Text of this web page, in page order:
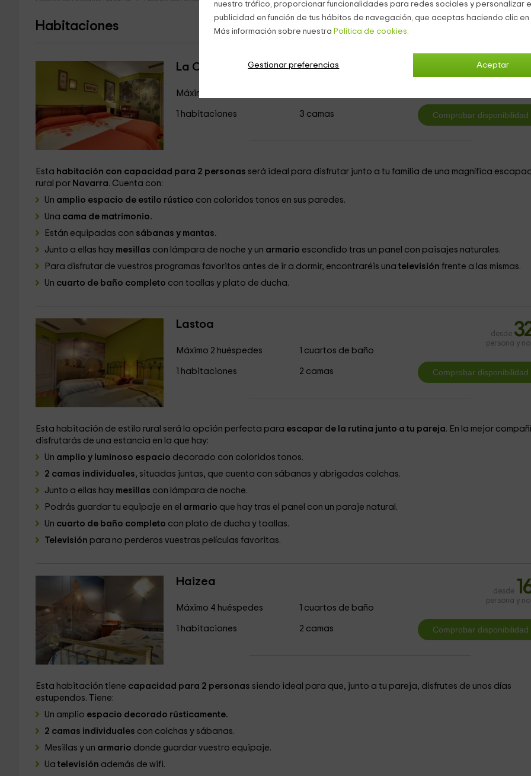
nuestro tráfico, proporcionar funcionalidades para redes sociales y personalizar
publicidad en función de tus hábitos de navegación, que aceptas haciendo clic
Más información sobre nuestra Política de cookies.
Aceptar
Gestionar preferencias
Habitaciones
La Oliveta
Máximo 2 huéspedes
1 habitaciones 3 camas
desde
Esta habitación con capacidad para 2 personas será ideal para disfrutar junto a tu familia de una magnífica
rural por Navarra. Cuenta con:
Un amplio espacio de estilo rústico con coloridos tonos en sus paredes.
Una cama de matrimonio.
Están equipadas con sábanas y mantas.
Junto a ellas hay mesillas con lámpara de noche y un armario escondido tras un panel con paisajes naturales.
Para disfrutar de vuestros programas favoritos antes de ir a dormir, encontraréis una televisión frente a las mismas.
Un cuarto de baño completo con toallas y plato de ducha.
Lastoa
Máximo 2 huéspedes
1 habitaciones
1 cuartos de baño
2 camas
desde
persona y
Esta habitación de estilo rural será la opción perfecta para escapar de la rutina junto a tu pareja. En la mejor
disfrutarás de una estancia en la que hay:
Un amplio y luminoso espacio decorado con coloridos tonos.
2 camas individuales, situadas juntas, que cuenta con sábanas y abrigadas colchas.
Junto a ellas hay mesillas con lámpara de noche.
Podrás guardar tu equipaje en el armario que hay tras el panel con un paraje natural.
Un cuarto de baño completo con plato de ducha y toallas.
Televisión para no perderos vuestras películas favoritas.
Haizea
Máximo 4 huéspedes
1 habitaciones
1 cuartos de baño
2 camas
desde
persona y
Esta habitación tiene capacidad para 2 personas siendo ideal para que, junto a tu pareja, disfrutes de unos días
estupendos. Tiene:
Un amplio espacio decorado rústicamente.
2 camas individuales con colchas y sábanas.
Mesillas y un armario donde guardar vuestro equipaje.
Ua televisión además de wifi.